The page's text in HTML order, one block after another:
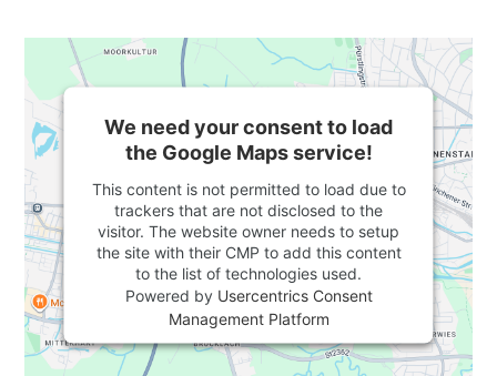
We need your consent to load
the Google Maps service!
This content is not permitted to load due to
trackers that are not disclosed to the
visitor. The website owner needs to setup
the site with their CMP to add this content
to the list of technologies used.
Powered by Usercentrics Consent
Management Platform